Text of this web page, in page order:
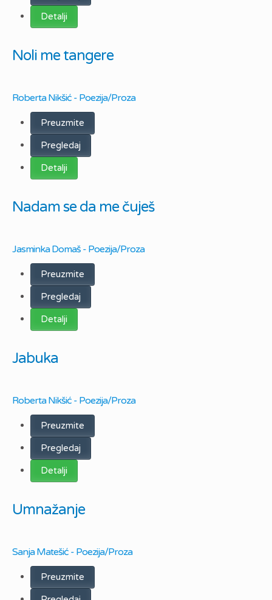
Detalji
Noli me tangere
Roberta Nikšić - Poezija/Proza
Preuzmite
Pregledaj
Detalji
Nadam se da me čuješ
Jasminka Domaš - Poezija/Proza
Preuzmite
Pregledaj
Detalji
Jabuka
Roberta Nikšić - Poezija/Proza
Preuzmite
Pregledaj
Detalji
Umnažanje
Sanja Matešić - Poezija/Proza
Preuzmite